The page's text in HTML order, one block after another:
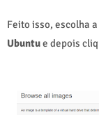
Feito isso, escolha
Ubuntue depois